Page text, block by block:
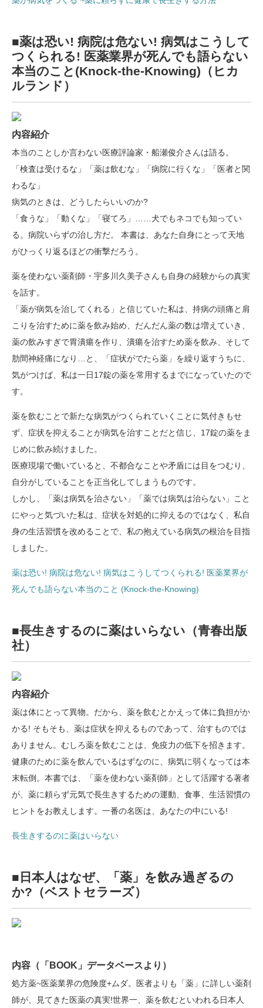
■薬は恐い! 病院は危ない! 病気はこうして
つくられる! 医薬業界が死んでも語らない
本当のこと(Knock‐the‐Knowing)（ヒカ
ルランド）
内容紹介
本当のことしか言わない医療評論家・船瀬俊介さんは語る。
「検査は受けるな」「薬は飲むな」「病院に行くな」「医者と関
わるな」
病気のときは、どうしたらいいのか?
「食うな」「動くな」「寝てろ」……犬でもネコでも知ってい
る。病院いらずの治し方だ。 本書は、あなた自身にとって天地
がひっくり返るほどの衝撃だろう。
薬を使わない薬剤師・宇多川久美子さんも自身の経験からの真実
を話す。
「薬が病気を治してくれる」と信じていた私は、持病の頭痛と肩
こりを治すために薬を飲み始め、だんだん薬の数は増えていき、
薬の飲みすぎで胃潰瘍を作り、潰瘍を治すため薬を飲み、そして
肋間神経痛になり…と、「症状がでたら薬」を繰り返すうちに、
気がつけば、私は一日17錠の薬を常用するまでになっていたので
す。
薬を飲むことで新たな病気がつくられていくことに気付きもせ
ず、症状を抑えることが病気を治すことだと信じ、17錠の薬をま
じめに飲み続けました。
医療現場で働いていると、不都合なことや矛盾には目をつむり、
自分がしていることを正当化してしまうものです。
しかし、「薬は病気を治さない」「薬では病気は治らない」こと
にやっと気づいた私は、症状を対処的に抑えるのではなく、私自
身の生活習慣を改めることで、私の抱えている病気の根治を目指
しました。
薬は恐い! 病院は危ない! 病気はこうしてつくられる! 医薬業界が
死んでも語らない本当のこと (Knock‐the‐Knowing)
■長生きするのに薬はいらない（青春出版
社）
内容紹介
薬は体にとって異物。だから、薬を飲むとかえって体に負担がか
かる! そもそも、薬は症状を抑えるものであって、治すものでは
ありません。むしろ薬を飲むことは、免疫力の低下を招きます。
健康のために薬を飲んでいるはずなのに、病気に弱くなっては本
末転倒。本書では、「薬を使わない薬剤師」として活躍する著者
が、薬に頼らず元気で長生きするための運動、食事、生活習慣の
ヒントをお教えします。一番の名医は、あなたの中にいる!
長生きするのに薬はいらない
■日本人はなぜ、「薬」を飲み過ぎるの
か?（ベストセラーズ）
内容（「BOOK」データベースより）
処方薬~医薬業界の危険度+ムダ。医者よりも「薬」に詳しい薬剤
師が、見てきた医薬の真実!世界一、薬を飲むといわれる日本人